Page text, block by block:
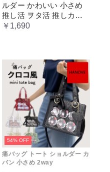
ルダー かわいい 小さめ
推し活 ヲタ活 推しカラ
ー 推し色 肩掛け レディ
￥1,690
54% OFF
痛バッグ トート ショルダー カ
バン 小さめ 2way